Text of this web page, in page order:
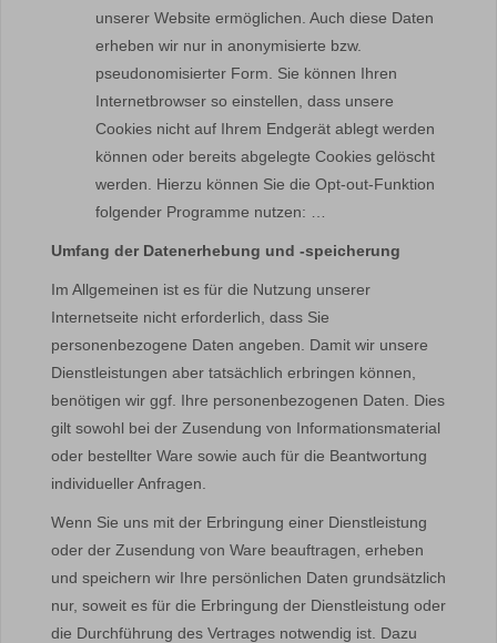
unserer Website ermöglichen. Auch diese Daten
erheben wir nur in anonymisierte bzw.
pseudonomisierter Form. Sie können Ihren
Internetbrowser so einstellen, dass unsere
Cookies nicht auf Ihrem Endgerät ablegt werden
können oder bereits abgelegte Cookies gelöscht
werden. Hierzu können Sie die Opt-out-Funktion
folgender Programme nutzen: …
Umfang der Datenerhebung und -speicherung
Im Allgemeinen ist es für die Nutzung unserer
Internetseite nicht erforderlich, dass Sie
personenbezogene Daten angeben. Damit wir unsere
Dienstleistungen aber tatsächlich erbringen können,
benötigen wir ggf. Ihre personenbezogenen Daten. Dies
gilt sowohl bei der Zusendung von Informationsmaterial
oder bestellter Ware sowie auch für die Beantwortung
individueller Anfragen.
Wenn Sie uns mit der Erbringung einer Dienstleistung
oder der Zusendung von Ware beauftragen, erheben
und speichern wir Ihre persönlichen Daten grundsätzlich
nur, soweit es für die Erbringung der Dienstleistung oder
die Durchführung des Vertrages notwendig ist. Dazu